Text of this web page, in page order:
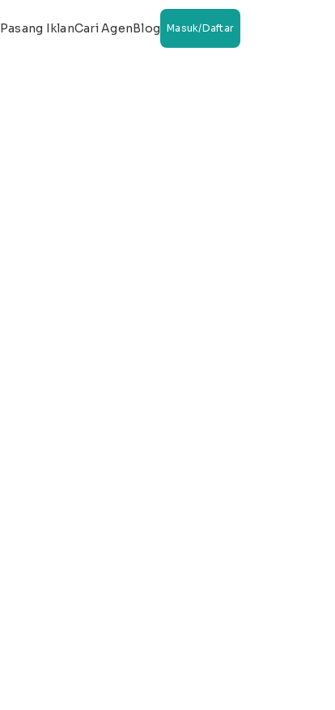
Pasang IklanCari AgenBlog Masuk/Daftar